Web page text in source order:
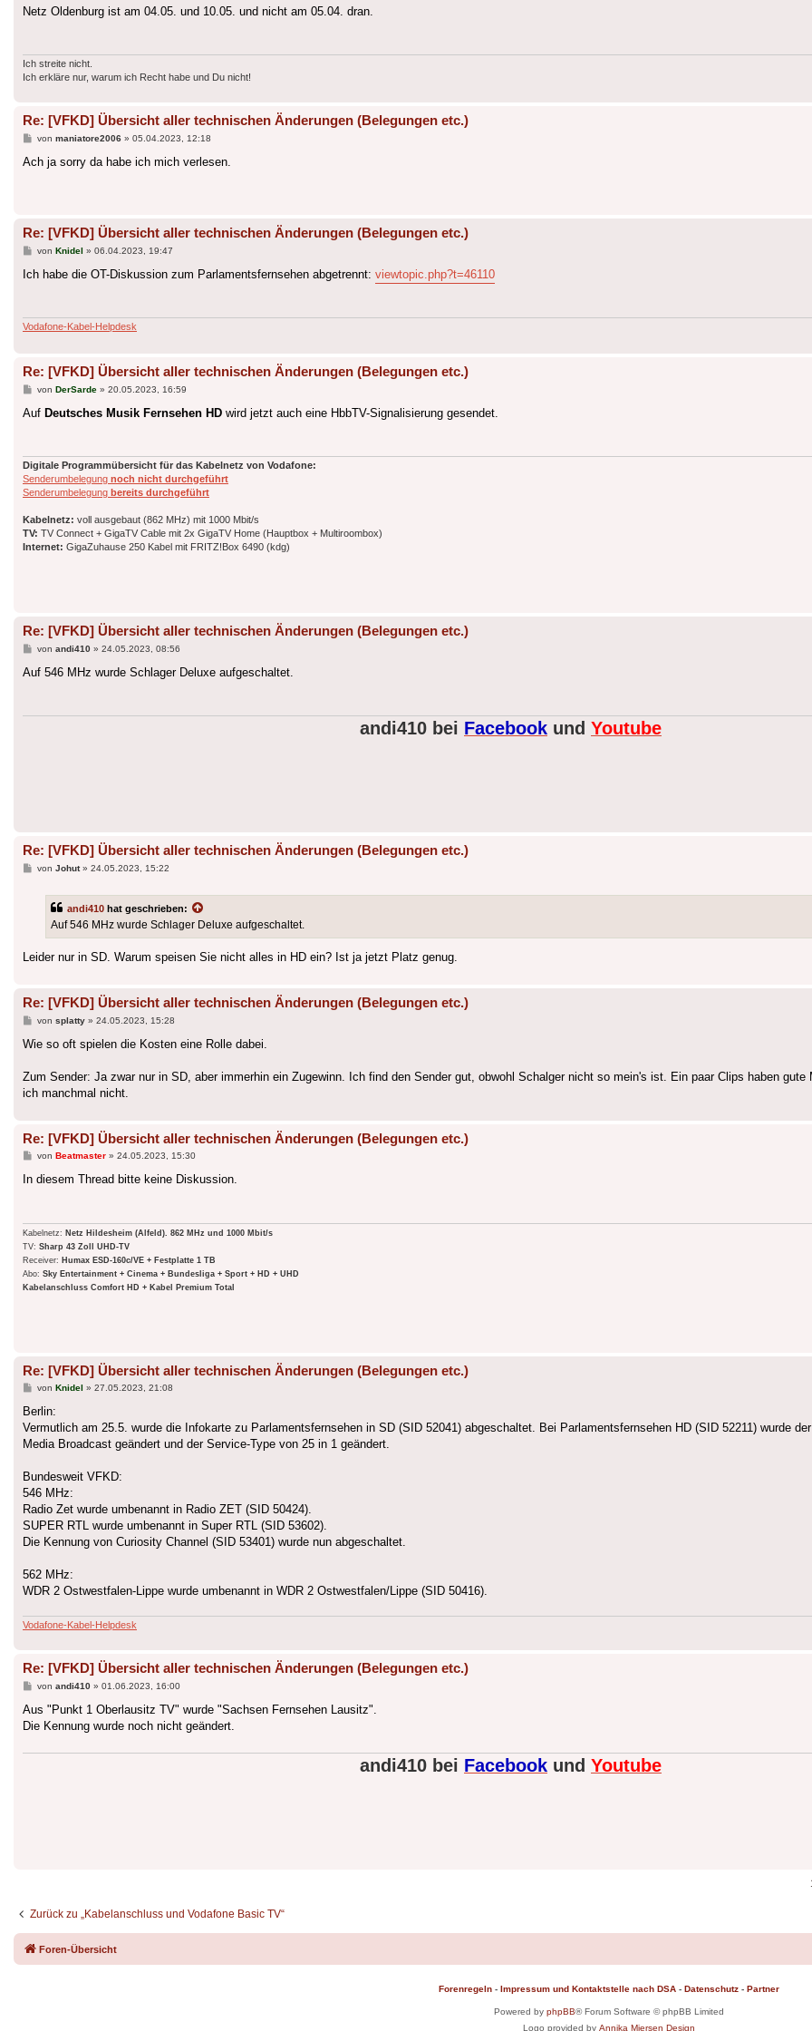
Netz Oldenburg ist am 04.05. und 10.05. und nicht am 05.04. dran.
Ich streite nicht.
Ich erkläre nur, warum ich Recht habe und Du nicht!
Re: [VFKD] Übersicht aller technischen Änderungen (Belegungen etc.)
Beitrag
von maniatore2006» 05.04.2023, 12:18
Ach ja sorry da habe ich mich verlesen.
Re: [VFKD] Übersicht aller technischen Änderungen (Belegungen etc.)
Beitrag
von Knidel » 06.04.2023, 19:47
Ich habe die OT-Diskussion zum Parlamentsfernsehen abgetrennt: viewtopic.php?t=46110
Vodafone-Kabel-Helpdesk
Re: [VFKD] Übersicht aller technischen Änderungen (Belegungen etc.)
Beitrag
von DerSarde» 20.05.2023, 16:59
Auf Deutsches Musik Fernsehen HD wird jetzt auch eine HbbTV-Signalisierung gesendet.
Digitale Programmübersicht für das Kabelnetz von Vodafone:
Senderumbelegung noch nicht durchgeführt
Senderumbelegung bereits durchgeführt
Kabelnetz: voll ausgebaut (862 MHz) mit 1000 Mbit/s
TV: TV Connect + GigaTV Cable mit 2x GigaTV Home (Hauptbox + Multiroombox)
Internet: GigaZuhause 250 Kabel mit FRITZ!Box 6490 (kdg)
Re: [VFKD] Übersicht aller technischen Änderungen (Belegungen etc.)
Beitrag
von andi410» 24.05.2023, 08:56
Auf 546 MHz wurde Schlager Deluxe aufgeschaltet.
andi410 bei Facebook und Youtube
Re: [VFKD] Übersicht aller technischen Änderungen (Belegungen etc.)
Beitrag
von Johut» 24.05.2023, 15:22
andi410 hat geschrieben:
Auf 546 MHz wurde Schlager Deluxe aufgeschaltet.
Leider nur in SD. Warum speisen Sie nicht alles in HD ein? Ist ja jetzt Platz genug.
Re: [VFKD] Übersicht aller technischen Änderungen (Belegungen etc.)
Beitrag
von splatty» 24.05.2023, 15:28
Wie so oft spielen die Kosten eine Rolle dabei.
Zum Sender: Ja zwar nur in SD, aber immerhin ein Zugewinn. Ich find den Sender gut, obwohl Schalger nicht so mein's ist. Ein paar Clips haben gute
ich manchmal nicht.
Re: [VFKD] Übersicht aller technischen Änderungen (Belegungen etc.)
Beitrag
von Beatmaster» 24.05.2023, 15:30
In diesem Thread bitte keine Diskussion.
Kabelnetz: Netz Hildesheim (Alfeld). 862 MHz und 1000 Mbit/s
TV: Sharp 43 Zoll UHD-TV
Receiver: Humax ESD-160c/VE + Festplatte 1 TB
Abo: Sky Entertainment + Cinema + Bundesliga + Sport + HD + UHD
Kabelanschluss Comfort HD + Kabel Premium Total
Re: [VFKD] Übersicht aller technischen Änderungen (Belegungen etc.)
Beitrag
von Knidel » 27.05.2023, 21:08
Berlin:
Vermutlich am 25.5. wurde die Infokarte zu Parlamentsfernsehen in SD (SID 52041) abgeschaltet. Bei Parlamentsfernsehen HD (SID 52211) wurde
Media Broadcast geändert und der Service-Type von 25 in 1 geändert.
Bundesweit VFKD:
546 MHz:
Radio Zet wurde umbenannt in Radio ZET (SID 50424).
SUPER RTL wurde umbenannt in Super RTL (SID 53602).
Die Kennung von Curiosity Channel (SID 53401) wurde nun abgeschaltet.
562 MHz:
WDR 2 Ostwestfalen-Lippe wurde umbenannt in WDR 2 Ostwestfalen/Lippe (SID 50416).
Vodafone-Kabel-Helpdesk
Re: [VFKD] Übersicht aller technischen Änderungen (Belegungen etc.)
Beitrag
von andi410» 01.06.2023, 16:00
Aus "Punkt 1 Oberlausitz TV" wurde "Sachsen Fernsehen Lausitz".
Die Kennung wurde noch nicht geändert.
andi410 bei Facebook und Youtube
Zurück zu „Kabelanschluss und Vodafone Basic TV“
Foren-Übersicht
Forenregeln - Impressum und Kontaktstelle nach DSA - Datenschutz - Partner
Powered by phpBB® Forum Software © phpBB Limited
Logo provided by Annika Miersen Design